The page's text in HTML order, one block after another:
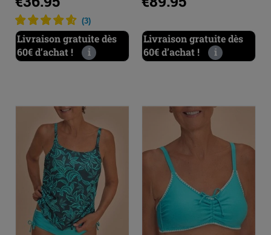
(3)
Livraison gratuite dès
60€ d’achat !
i
Livraison gratuite dès
60€ d’achat !
i